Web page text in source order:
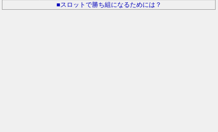
■スロットで勝ち組になるためには？